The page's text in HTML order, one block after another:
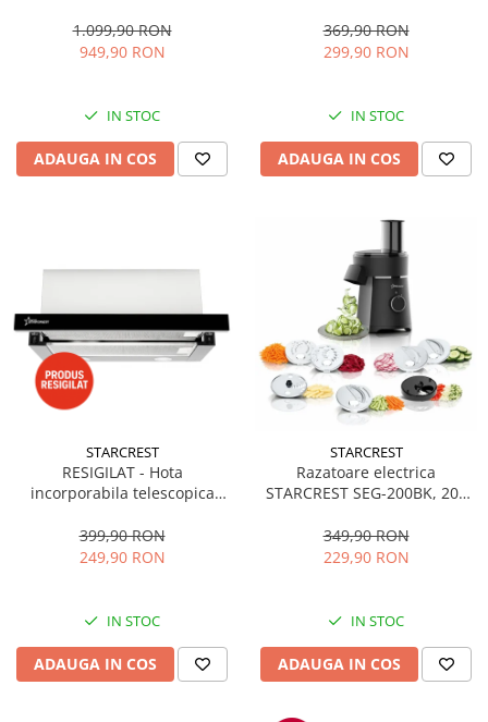
Termostat Ajustabil, Usi
reversibile, H 143 cm, Argintiu
1.099,90 RON
949,90 RON
IN STOC
ADAUGA IN COS
Accesorii, 10 Viteze + Pulse,
Negru
369,90 RON
299,90 RON
IN STOC
ADAUGA IN COS
STARCREST
RESIGILAT - Hota
incorporabila telescopica
Putere de absorbtie 550 m3/h,
1 Motor, 2 Trepte putere, 60
399,90 RON
249,90 RON
IN STOC
ADAUGA IN COS
STARCREST
Razatoare electrica
STARCREST SEG-200BK, 200
349,90 RON
229,90 RON
IN STOC
ADAUGA IN COS